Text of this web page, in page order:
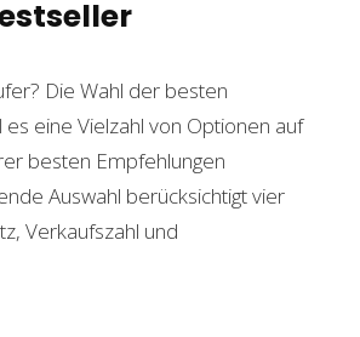
Die Wahl der besten
eine Vielzahl von Optionen auf
besten Empfehlungen
Auswahl berücksichtigt vier
Verkaufszahl und